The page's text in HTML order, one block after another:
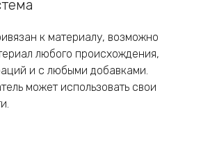
к материалу, возможно
любого происхождения,
и с любыми добавками.
может использовать свои